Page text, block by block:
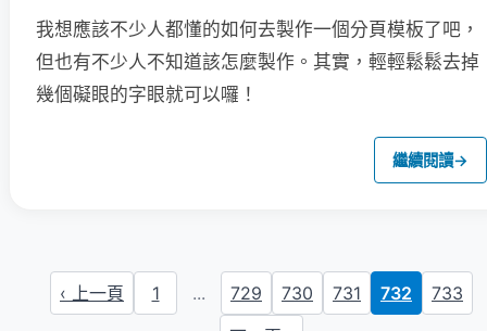
我想應該不少人都懂的如何去製作一個分頁模板了吧，
但也有不少人不知道該怎麼製作。其實，輕輕鬆鬆去掉
幾個礙眼的字眼就可以囉！
繼續閱讀→
‹ 上一頁 1 ... 729 730 731 732
733